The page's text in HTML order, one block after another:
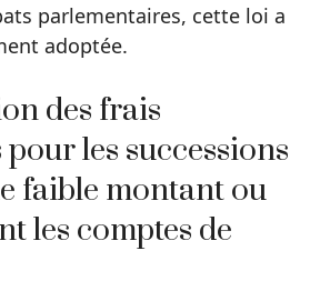
parlementaires, cette loi a
adoptée.
des frais
les successions
faible montant ou
les comptes de